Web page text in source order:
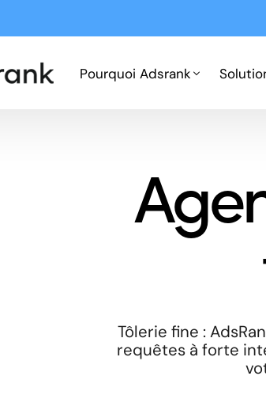
Pourquoi Adsrank
Expertises
Cas clients
Tôlerie fine :
requêtes à forte